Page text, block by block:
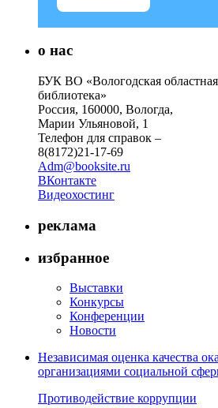
о нас
БУК ВО «Вологодская
библиотека»
Россия, 160000, Вологда,
Марии Ульяновой, 1
Телефон для справок –
8(8172)21-17-69
Adm@booksite.ru
ВКонтакте
Видеохостинг
реклама
избранное
Выставки
Конкурсы
Конференции
Новости
Независимая оценка качества
организациями социальной
Противодействие коррупции